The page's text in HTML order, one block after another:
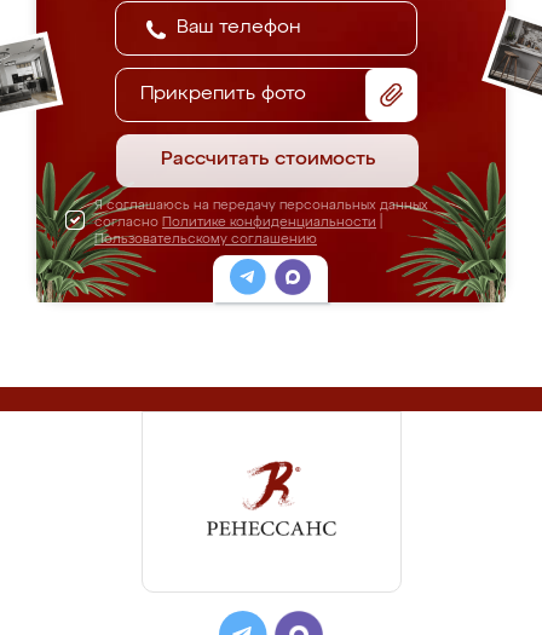
Прикрепить фото
Рассчитать стоимость
Я соглашаюсь на передачу персональных данных
согласно Политике конфиденциальности
Пользовательскому соглашению